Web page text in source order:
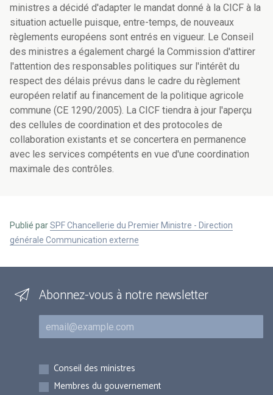
ministres a décidé d'adapter le mandat donné à la CICF à la
situation actuelle puisque, entre-temps, de nouveaux
règlements européens sont entrés en vigueur. Le Conseil
des ministres a également chargé la Commission d'attirer
l'attention des responsables politiques sur l'intérêt du
respect des délais prévus dans le cadre du règlement
européen relatif au financement de la politique agricole
commune (CE 1290/2005). La CICF tiendra à jour l'aperçu
des cellules de coordination et des protocoles de
collaboration existants et se concertera en permanence
avec les services compétents en vue d'une coordination
maximale des contrôles.
Publié parSPF Chancellerie du Premier Ministre - Direction
générale Communication externe
Abonnez-vous à notre newsletter
Courriel
Inscriptions
Conseil des ministres
Membres du gouvernement